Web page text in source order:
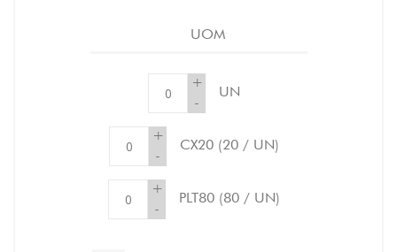
UOM
+
-
UN
+
-
CX20 (20 / UN)
+
-
PLT80 (80 / UN)